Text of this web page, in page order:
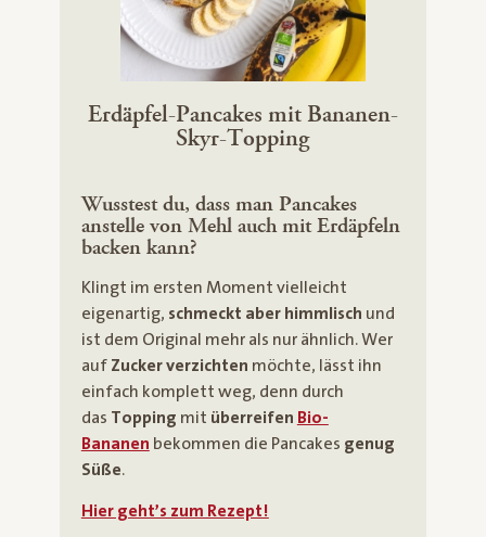
Erdäpfel-Pancakes mit Bananen-
Skyr-Topping
Wusstest du, dass man Pancakes
anstelle von Mehl auch mit Erdäpfeln
backen kann?
Klingt im ersten Moment vielleicht
eigenartig, schmeckt aber himmlisch und
ist dem Original mehr als nur ähnlich. Wer
auf Zucker verzichten möchte, lässt ihn
einfach komplett weg, denn durch
das Topping mit überreifen Bio-
Bananen bekommen die Pancakes genug
Süße.
Hier geht’s zum Rezept!